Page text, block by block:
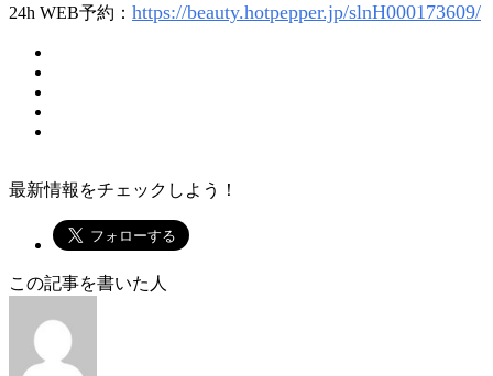
24h WEB予約： https://beauty.hotpepper.jp/slnH000173609/
最新情報をチェックしよう！
この記事を書いた人